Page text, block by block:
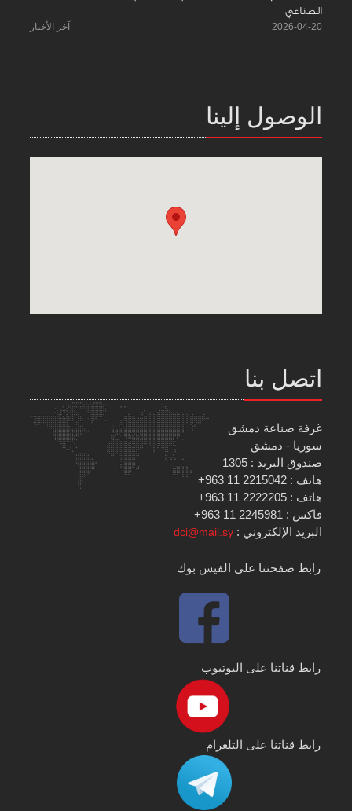
الصناعي
2026-04-20 آخر الأخبار
الوصول إلينا
اتصل بنا
غرفة صناعة دمشق
سوريا - دمشق
صندوق البريد : 1305
هاتف : 2215042 11 963+
هاتف : 2222205 11 963+
فاكس : 2245981 11 963+
البريد الإلكتروني :dci@mail.sy
رابط صفحتنا على الفيس بوك
رابط قناتنا على اليوتيوب
رابط قناتنا على التلغرام